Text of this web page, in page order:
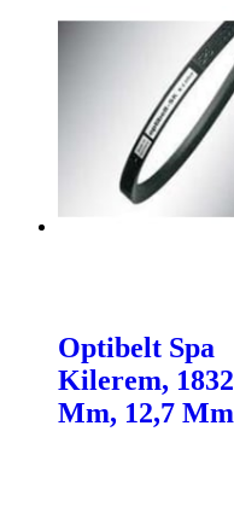
Optibelt Spa
Kilerem, 1832
Mm, 12,7 Mm